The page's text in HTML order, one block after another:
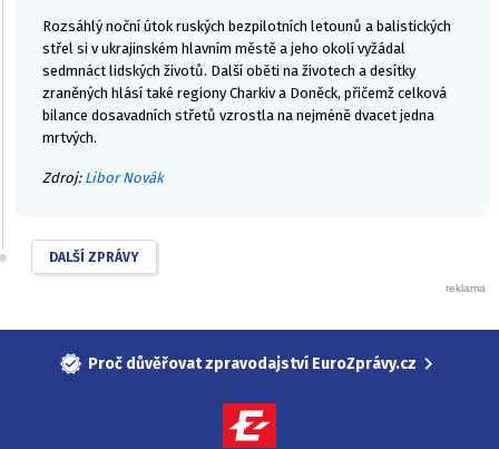
Rozsáhlý noční útok ruských bezpilotních letounů a balistických
střel si v ukrajinském hlavním městě a jeho okolí vyžádal
sedmnáct lidských životů. Další oběti na životech a desítky
zraněných hlásí také regiony Charkiv a Doněck, přičemž celková
bilance dosavadních střetů vzrostla na nejméně dvacet jedna
mrtvých.
Zdroj: Libor Novák
DALŠÍ ZPRÁVY
Proč důvěřovat zpravodajství EuroZprávy.cz